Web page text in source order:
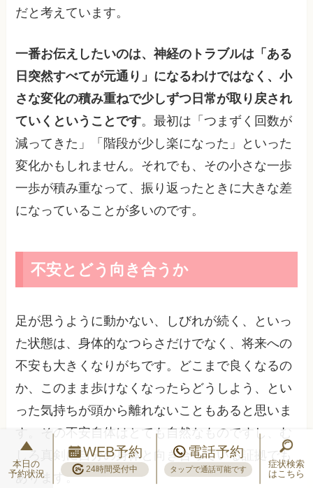
だと考えています。
一番お伝えしたいのは、神経のトラブルは「ある
日突然すべてが元通り」になるわけではなく、小
さな変化の積み重ねで少しずつ日常が取り戻され
ていくということです。最初は「つまずく回数が
減ってきた」「階段が少し楽になった」といった
変化かもしれません。それでも、その小さな一歩
一歩が積み重なって、振り返ったときに大きな差
になっていることが多いのです。
不安とどう向き合うか
​足が思うように動かない、しびれが続く、といっ
た状態は、身体的なつらさだけでなく、将来への
不安も大きくなりがちです。どこまで良くなるの
か、このまま歩けなくなったらどうしよう、とい
った気持ちが頭から離れないこともあると思いま
す。その不安自体はとても自然なものですし、む
しろ真剣に自分の身体と向き合っている証拠でも
あります。
本日の
予約状況
WEB予約
24時間受付中
電話予約
タップで通話可能です
症状検索
はこちら